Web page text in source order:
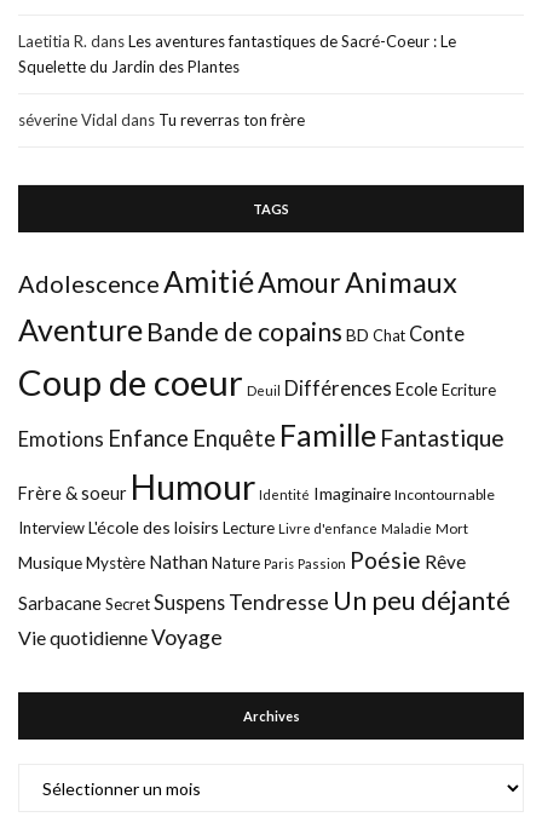
Laetitia R. dansLes aventures fantastiques de Sacré-Coeur : Le
Squelette du Jardin des Plantes
séverine Vidal dans Tu reverras ton frère
TAGS
AdolescenceAmitiéAmourAnimaux
Aventure Bande de copains BD Chat Conte
Coup de coeur Deuil Différences EcoleEcriture
Emotions Enfance Enquête Famille Fantastique
Frère & soeur Humour Identité Imaginaire Incontournable
InterviewL'école des loisirs Lecture Livre d'enfance Maladie Mort
MusiqueMystère Nathan Nature Paris Passion Poésie Rêve
SarbacaneSecretSuspens Tendresse Un peu déjanté
Vie quotidienneVoyage
Archives